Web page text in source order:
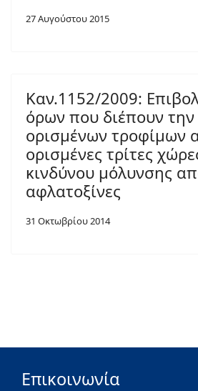
27 Αυγούστου 2015
Καν.1152/2009:
όρων που διέπουν την
ορισμένων τροφίμων
ορισμένες τρίτες
κινδύνου μόλυνσης
αφλατοξίνες
31 Οκτωβρίου 2014
Επικοινωνία